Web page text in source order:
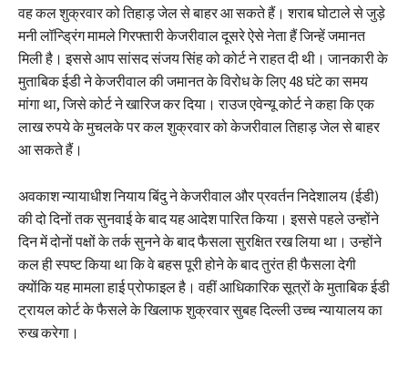
वह कल शुक्रवार को तिहाड़ जेल से बाहर आ सकते हैं। शराब घोटाले से जुड़े
मनी लॉन्ड्रिंग मामले गिरफ्तारी केजरीवाल दूसरे ऐसे नेता हैं जिन्हें जमानत
मिली है। इससे आप सांसद संजय सिंह को कोर्ट ने राहत दी थी। जानकारी के
मुताबिक ईडी ने केजरीवाल की जमानत के विरोध के लिए 48 घंटे का समय
मांगा था, जिसे कोर्ट ने खारिज कर दिया। राउज एवेन्यू कोर्ट ने कहा कि एक
लाख रुपये के मुचलके पर कल शुक्रवार को केजरीवाल तिहाड़ जेल से बाहर
आ सकते हैं।
अवकाश न्यायाधीश नियाय बिंदु ने केजरीवाल और प्रवर्तन निदेशालय (ईडी)
की दो दिनों तक सुनवाई के बाद यह आदेश पारित किया। इससे पहले उन्होंने
दिन में दोनों पक्षों के तर्क सुनने के बाद फैसला सुरक्षित रख लिया था। उन्होंने
कल ही स्पष्ट किया था कि वे बहस पूरी होने के बाद तुरंत ही फैसला देगी
क्योंकि यह मामला हाई प्रोफाइल है। वहीं आधिकारिक सूत्रों के मुताबिक ईडी
ट्रायल कोर्ट के फैसले के खिलाफ शुक्रवार सुबह दिल्ली उच्च न्यायालय का
रुख करेगा।